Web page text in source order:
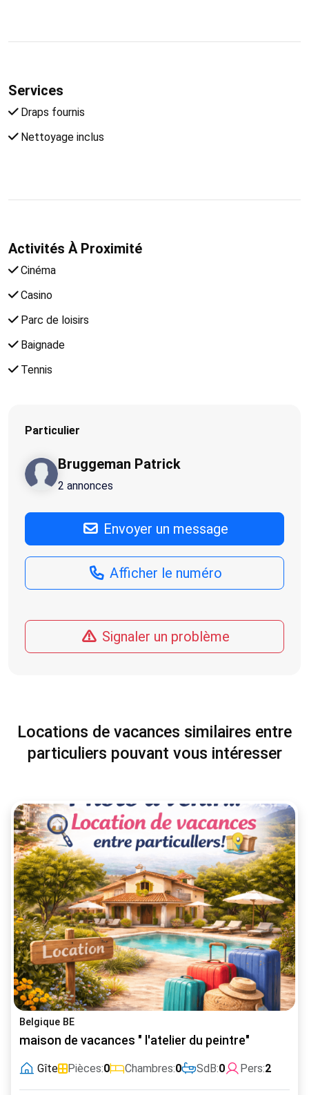
Services
Draps fournis
Nettoyage inclus
Activités À Proximité
Cinéma
Casino
Parc de loisirs
Baignade
Tennis
Particulier
Bruggeman Patrick
2 annonces
Envoyer un message
Afficher le numéro
Signaler un problème
Locations de vacances similaires entre
particuliers pouvant vous intéresser
Belgique BE
maison de vacances " l'atelier du peintre"
Gîte Pièces:0 Chambres:0 SdB:0 Pers:2